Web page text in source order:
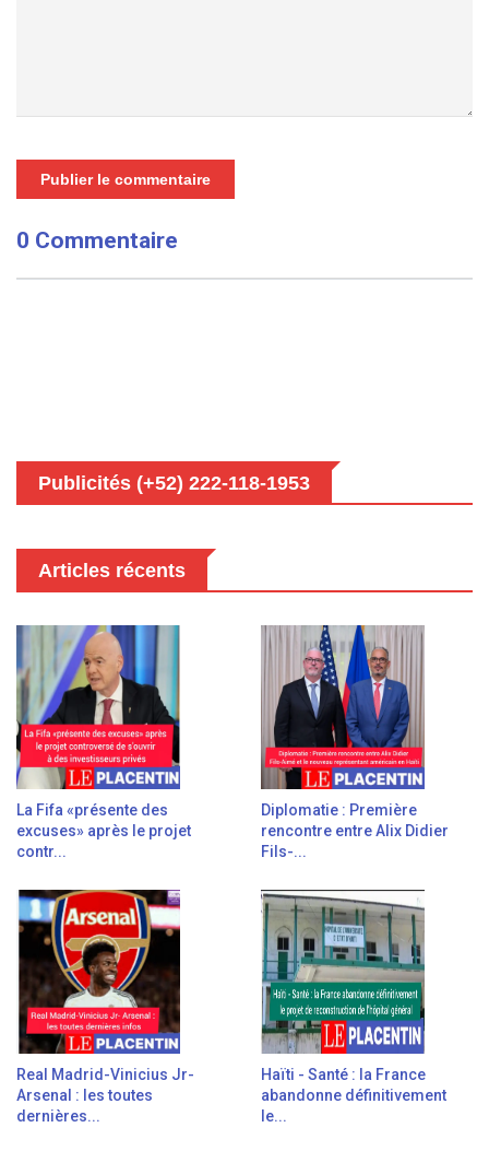
Publier le commentaire
0 Commentaire
Publicités (+52) 222-118-1953
Articles récents
La Fifa «présente des
excuses» après le projet
contr...
Diplomatie : Première
rencontre entre Alix Didier
Fils-...
Real Madrid-Vinicius Jr-
Arsenal : les toutes
dernières...
Haïti - Santé : la France
abandonne définitivement
le...